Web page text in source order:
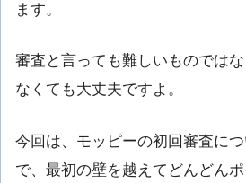
ます。
審査と言っても難しいものでは
なくても大丈夫ですよ。
今回は、モッピーの初回審査に
で、最初の壁を越えてどんどん